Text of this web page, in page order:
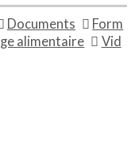
Documents
Form
alimentaire
Vid